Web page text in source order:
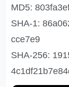
MD5:
SHA-1:
cce7e9
SHA-256: